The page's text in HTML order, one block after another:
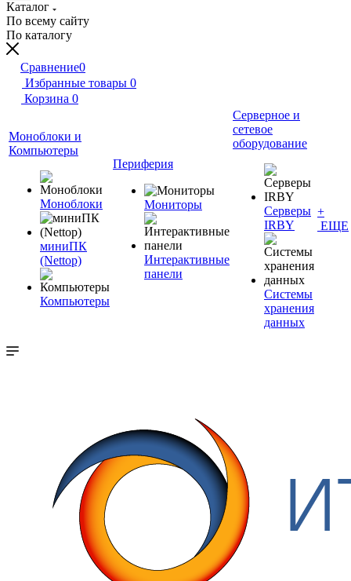
Каталог
По всему сайту
По каталогу
Сравнение0
Избранные товары 0
Корзина 0
Моноблоки и
Компьютеры
Моноблоки
миниПК
(Nettop)
Компьютеры
Периферия
Мониторы
Интерактивные
панели
Серверное и
сетевое
оборудование
Серверы
IRBY
Системы
хранения
данных
+
ЕЩЕ